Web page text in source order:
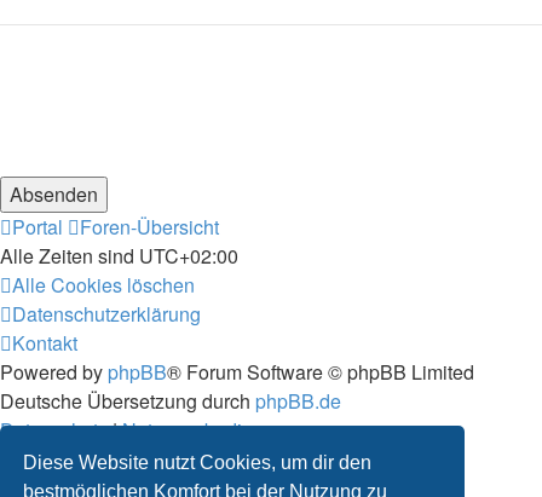
Diese Website nutzt Cookies, um dir den
bestmöglichen Komfort bei der Nutzung zu
Portal
Foren-Übersicht
Alle Zeiten sind UTC+02:00
Alle Cookies löschen
Datenschutzerklärung
Kontakt
Powered by phpBB® Forum Software © phpBB Limited
Deutsche Übersetzung durch phpBB.de
Datenschutz|Nutzungsbedingungen